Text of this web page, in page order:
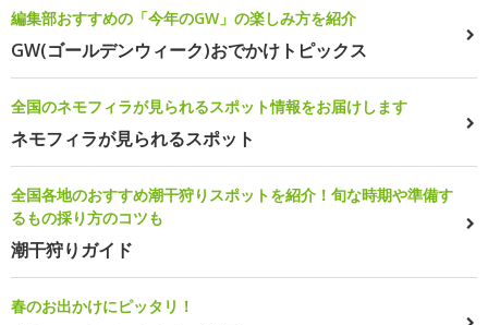
編集部おすすめの「今年のGW」の楽しみ方を紹介
GW(ゴールデンウィーク)おでかけトピックス
全国のネモフィラが見られるスポット情報をお届けします
ネモフィラが見られるスポット
全国各地のおすすめ潮干狩りスポットを紹介！旬な時期や準備す
るもの採り方のコツも
潮干狩りガイド
春のお出かけにピッタリ！